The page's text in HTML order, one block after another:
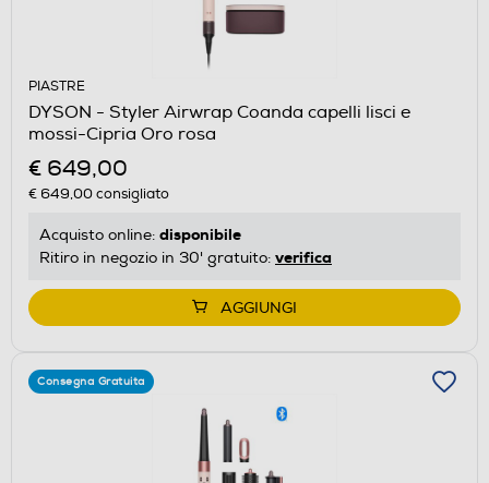
PIASTRE
DYSON - Styler Airwrap Coanda capelli lisci e
mossi-Cipria Oro rosa
€ 649,00
€ 649,00consigliato
Acquisto online: disponibile
Ritiro in negozio in 30' gratuito: verifica
AGGIUNGI
Consegna Gratuita